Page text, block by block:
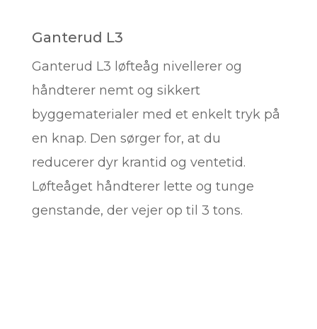
Ganterud L3
Ganterud L3 løfteåg nivellerer og
håndterer nemt og sikkert
byggematerialer med et enkelt tryk på
en knap. Den sørger for, at du
reducerer dyr krantid og ventetid.
Løfteåget håndterer lette og tunge
genstande, der vejer op til 3 tons.